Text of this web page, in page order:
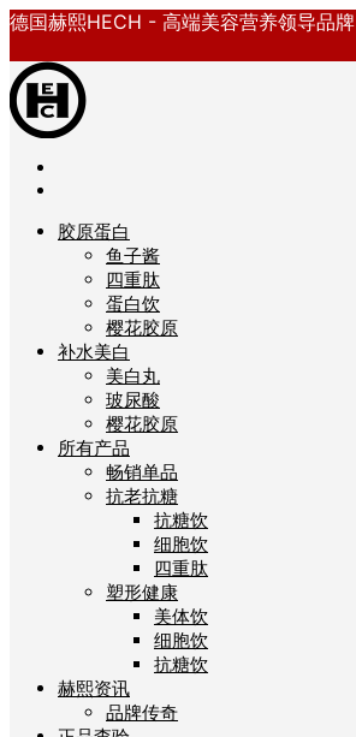
德国赫熙HECH - 高端美容营养领导品牌
胶原蛋白
鱼子酱
四重肽
蛋白饮
樱花胶原
补水美白
美白丸
玻尿酸
樱花胶原
所有产品
畅销单品
抗老抗糖
抗糖饮
细胞饮
四重肽
塑形健康
美体饮
细胞饮
抗糖饮
赫熙资讯
品牌传奇